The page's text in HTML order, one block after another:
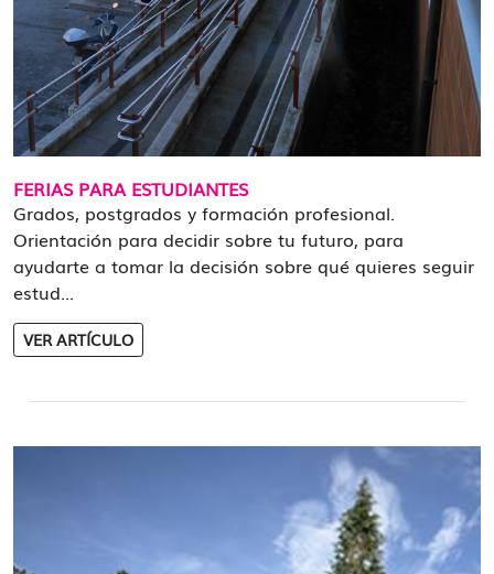
FERIAS PARA ESTUDIANTES
Grados, postgrados y formación profesional.
Orientación para decidir sobre tu futuro, para
ayudarte a tomar la decisión sobre qué quieres seguir
estud...
VER ARTÍCULO